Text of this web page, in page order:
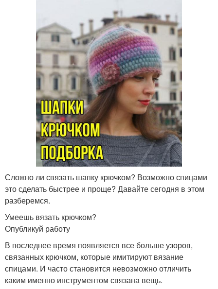
Сложно ли связать шапку крючком? Возможно спицами
это сделать быстрее и проще? Давайте сегодня в этом
разберемся.
Умеешь вязать крючком?
Опубликуй работу
В последнее время появляется все больше узоров,
связанных крючком, которые имитируют вязание
спицами. И часто становится невозможно отличить
каким именно инструментом связана вещь.